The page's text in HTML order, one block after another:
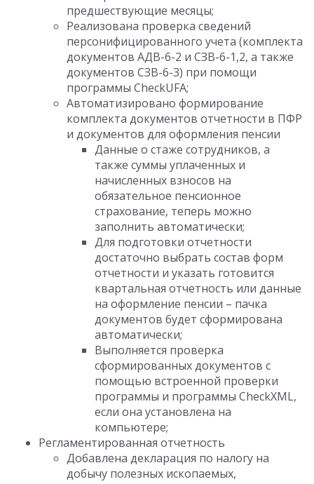
предшествующие месяцы;
Реализована проверка сведений
персонифицированного учета (комплекта
документов АДВ-6-2 и СЗВ-6-1,2, а также
документов СЗВ-6-3) при помощи
программы CheckUFA;
Автоматизировано формирование
комплекта документов отчетности в ПФР
и документов для оформления пенсии
Данные о стаже сотрудников, а
также суммы уплаченных и
начисленных взносов на
обязательное пенсионное
страхование, теперь можно
заполнить автоматически;
Для подготовки отчетности
достаточно выбрать состав форм
отчетности и указать готовится
квартальная отчетность или данные
на оформление пенсии – пачка
документов будет сформирована
автоматически;
Выполняется проверка
сформированных документов с
помощью встроенной проверки
программы и программы CheckXML,
если она установлена на
компьютере;
Регламентированная отчетность
Добавлена декларация по налогу на
добычу полезных ископаемых,